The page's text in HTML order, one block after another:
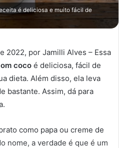
é deliciosa e muito fácil de
2022, por Jamilli Alves – Essa
coco é deliciosa, fácil de
dieta. Além disso, ela leva
bastante. Assim, dá para
como papa ou creme de
nome, a verdade é que é um